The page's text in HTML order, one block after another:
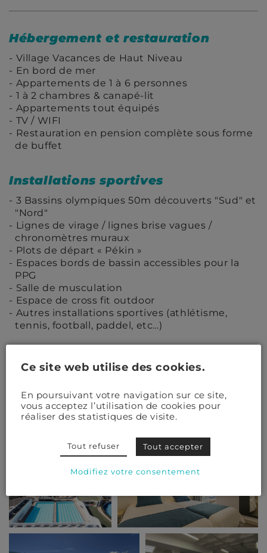
Hébergement et restauration
Village Vacances de Haut Niveau
En bord de mer
Appartements de 1 à 6 personnes
1 à 2 chambres & canapé-lit
Appartements tout équipés
TV / WIFI
Restauration en pension complète sous forme
de buffet
Installations sportives
3 Bassins olympiques 50m découverts "Sud" et
"Nord"
Lignes de virage / lignes brise vagues /
chronomètres muraux
Plots de départ « Pékin »
Espaces bords de bassin accessibles pour la
PPG
Salle de musculation
Espace de cross fit outdoor
Autres installations sportives (athlétisme,
tennis, football, paddel, etc…)
Arriver et repartir
Arrecife (23 kms)
Ce site web utilise des cookies.
En poursuivant votre navigation sur ce site,
vous acceptez l’utilisation de cookies pour
réaliser des statistiques de visite.
Tout refuser Tout accepter
Modifiez votre consentement